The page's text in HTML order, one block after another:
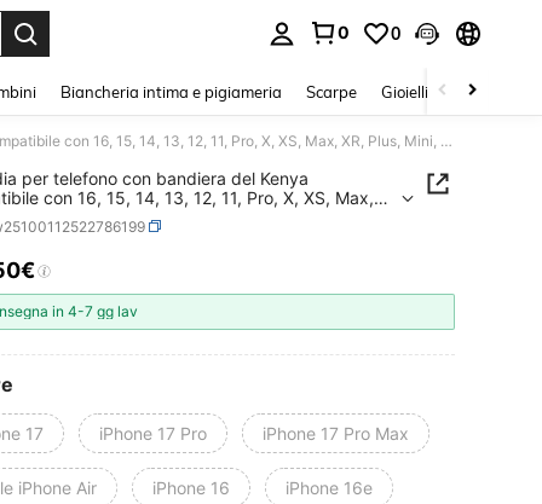
0 0
Biancheria intima e pigiameria Scarpe Gioielli E Accessori
Custodia per telefono con bandiera del Kenya compatibile con 16, 15, 14, 13, 12, 11, Pro, X, XS, Max, XR, Plus, Mini, in morbida silicone nera antiurto TPU, compatibile con 17, 17 Pro, 17 Pro Max
per telefono con bandiera del Kenya
con 16, 15, 14, 13, 12, 11, Pro, X, XS, Max,
Mini, in morbida silicone nera antiurto TPU,
con 17, 17 Pro, 17 Pro Max
AND AVAILABILITY
in 4-7 gg lav
17 iPhone 17 Pro iPhone 17 Pro Max
iPhone Air iPhone 16 iPhone 16e